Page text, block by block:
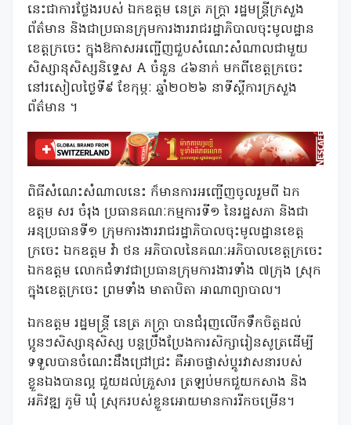
នេះជាការថ្លែងរបស់ ឯកឧត្តម នេត្រ ភក្ត្រា រដ្ឋមន្ត្រីក្រសួង
ព័ត៌មាន និងជាប្រធានក្រុមការងាររាជរដ្ឋាភិបាលចុះមូលដ្ឋាន
ខេត្តក្រចេះ ក្នុងឱកាសអញ្ជើញជួបសំណេះសំណាលជាមួយ
សិស្សានុសិស្សនិទ្ទេស A ចំនួន ៤៦នាក់ មកពីខេត្តក្រចេះ
នៅរសៀលថ្ងៃទី៩ ខែកុម្ភៈ ឆ្នាំ២០២៦ នាទីស្តីការក្រសួង
ព័ត៌មាន ។
ពិធីសំណេះសំណាលនេះ ក៏មានការអញ្ជើញចូលរួមពី ឯក
ឧត្តម សរ ចំរុង ប្រធានគណៈកម្មការទី១ នៃរដ្ឋសភា និងជា
អនុប្រធានទី១ ក្រុមការងាររាជរដ្ឋាភិបាលចុះមូលដ្ឋានខេត្ត
ក្រចេះ ឯកឧត្តម វ៉ា ថន អភិបាលនៃគណៈអភិបាលខេត្តក្រចេះ
ឯកឧត្តម លោកជំទាវជាប្រធានក្រុមការងារទាំង ៧ក្រុង ស្រុក
ក្នុងខេត្តក្រចេះ ព្រមទាំង មាតាបិតា អាណាព្យាបាល។
ឯកឧត្តម រដ្ឋមន្ត្រី នេត្រ ភក្រ្តា បានជំរុញលើកទឹកចិត្តដល់
ប្អូនៗសិស្សានុសិស្ស បន្តប្រឹងប្រែងការសិក្សារៀនសូត្រដើម្បី
ទទួលបានចំណេះដឹងជ្រៅជ្រះ គឺអាចផ្លាស់ប្តូរវាសនារបស់
ខ្លួនឯងបានល្អ ជួយដល់គ្រួសារ ត្រឡប់មកជួយកសាង និង
អភិវឌ្ឍ ភូមិ ឃុំ ស្រុករបស់ខ្លួនអោយមានការរីកចម្រើន។